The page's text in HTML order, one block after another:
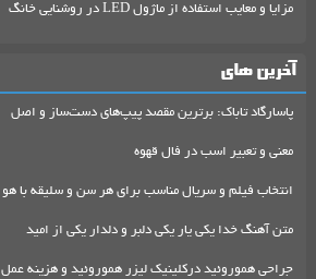
مزایا و معایب استفاده از ماژول LED در روشنایی خانگ
آخرین های
پاسارگاد تاباک: برترین مقصد پیپ‌های دست‌ساز و اصل
معنی و تعبیر اسب در فال قهوه
انتخاب فیلم و سریال مناسب برای هر سن و سلیقه با هو
متن آهنگ خدا یکی یار یکی دلبر و دلدار یکی از امید
جراحی هموروئید درکلینیک لیزر هموروئید و هزینه عمل